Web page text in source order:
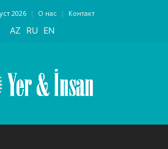
2026 О нас Контакт
AZ RU EN